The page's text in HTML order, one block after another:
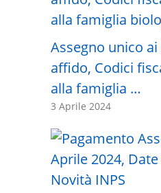
Assegno unico
affido, Codici
alla famiglia …
3 Aprile 2024